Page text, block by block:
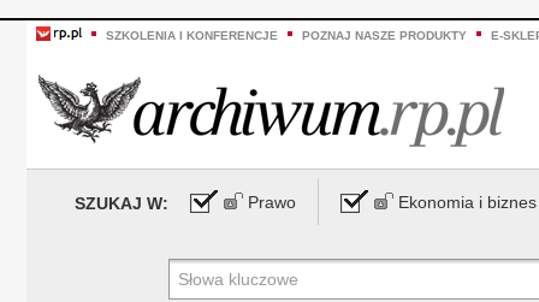
SZKOLENIA I KONFERENCJE POZNAJ NASZE PRODUKTY E-
SZUKAJ W: Prawo Ekonomia i biznes